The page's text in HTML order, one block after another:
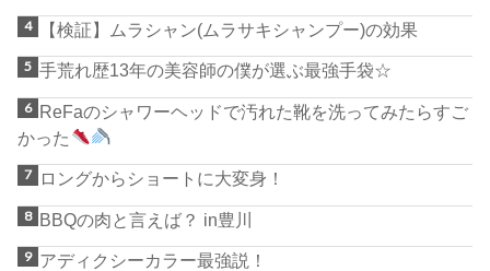
【検証】ムラシャン(ムラサキシャンプー)の効果
手荒れ歴13年の美容師の僕が選ぶ最強手袋☆
ReFaのシャワーヘッドで汚れた靴を洗ってみたらすご
かった
ロングからショートに大変身！
BBQの肉と言えば？ in豊川
アディクシーカラー最強説！